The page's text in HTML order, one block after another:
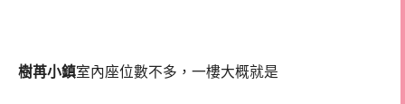
樹苒小鎮室內座位數不多，一樓大概就是